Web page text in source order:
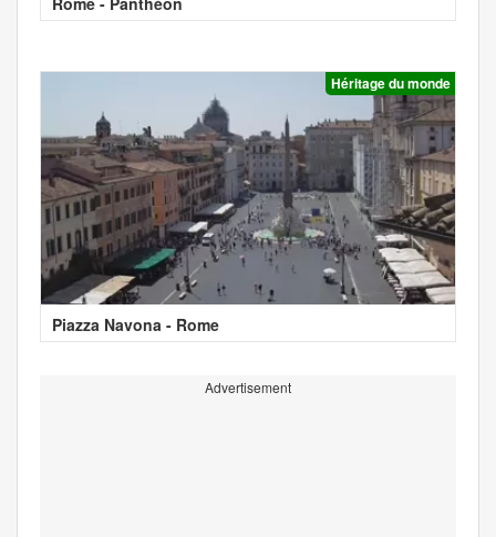
Héritage du monde
Piazza Navona - Rome
Advertisement